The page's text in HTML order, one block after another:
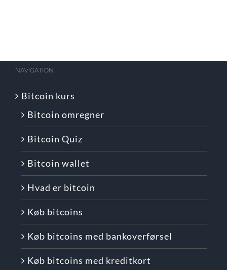
NAVIGATION
Bitcoin kurs
Bitcoin omregner
Bitcoin Quiz
Bitcoin wallet
Hvad er bitcoin
Køb bitcoins
Køb bitcoins med bankoverførsel
Køb bitcoins med kreditkort